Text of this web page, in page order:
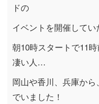
ドの
イベントを開催してい
朝10時スタートで11
凄い人…
岡山や香川、兵庫か
でいました！